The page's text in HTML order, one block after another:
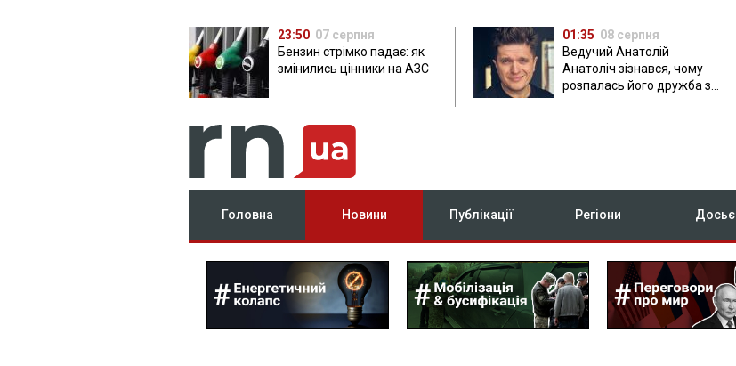
23:50 07 серпня
Бензин стрімко падає: як
змінились цінники на АЗС
01:35 08 серпня
Ведучий Анатолій
Анатоліч зізнався, чому
розпалась його дружба з
Головна Новини Публікації Регіони Досьє